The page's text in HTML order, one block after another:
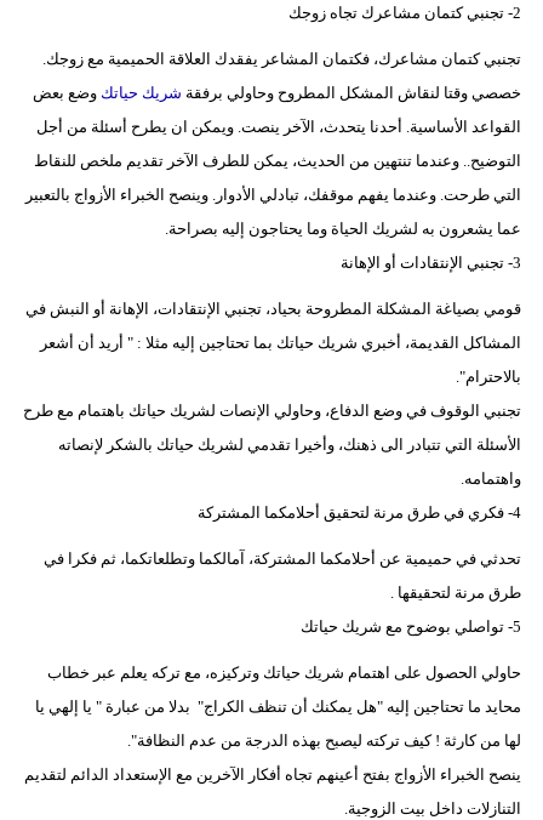
2- تجنبي كتمان مشاعرك تجاه زوجك
تجنبي كتمان مشاعرك، فكتمان المشاعر يفقدك العلاقة الحميمية مع زوجك.
خصصي وقتا لنقاش المشكل المطروح وحاولي برفقة شريك حياتك وضع بعض
القواعد الأساسية. أحدنا يتحدث، الآخر ينصت. ويمكن ان يطرح أسئلة من أجل
التوضيح.. وعندما تنتهين من الحديث، يمكن للطرف الآخر تقديم ملخص للنقاط
التي طرحت. وعندما يفهم موقفك، تبادلي الأدوار. وينصح الخبراء الأزواج بالتعبير
عما يشعرون به لشريك الحياة وما يحتاجون إليه بصراحة.
3- تجنبي الإنتقادات أو الإهانة
قومي بصياغة المشكلة المطروحة بحياد، تجنبي الإنتقادات، الإهانة أو النبش في
المشاكل القديمة، أخبري شريك حياتك بما تحتاجين إليه مثلا : " أريد أن أشعر
بالاحترام".
تجنبي الوقوف في وضع الدفاع، وحاولي الإنصات لشريك حياتك باهتمام مع طرح
الأسئلة التي تتبادر الى ذهنك، وأخيرا تقدمي لشريك حياتك بالشكر لإنصاته
واهتمامه.
4- فكري في طرق مرنة لتحقيق أحلامكما المشتركة
تحدثي في حميمية عن أحلامكما المشتركة، آمالكما وتطلعاتكما، ثم فكرا في
طرق مرنة لتحقيقها .
5- تواصلي بوضوح مع شريك حياتك
حاولي الحصول على اهتمام شريك حياتك وتركيزه، مع تركه يعلم عبر خطاب
محايد ما تحتاجين إليه "هل يمكنك أن تنظف الكراج" بدلا من عبارة " يا إلهي يا
لها من كارثة ! كيف تركته ليصبح بهذه الدرجة من عدم النظافة".
ينصح الخبراء الأزواج بفتح أعينهم تجاه أفكار الآخرين مع الإستعداد الدائم لتقديم
التنازلات داخل بيت الزوجية.